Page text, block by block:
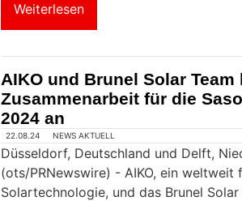
Weiterlesen
AIKO und Brunel Solar Team
Zusammenarbeit für die
2024 an
22.08.24 NEWS AKTUELL
Düsseldorf, Deutschland und Delft,
(ots/PRNewswire) - AIKO, ein weltweit
Solartechnologie, und das Brunel